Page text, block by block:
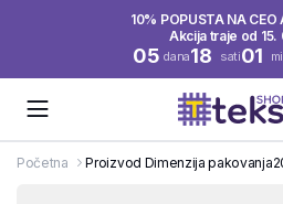
10% POPUSTA NA CEO
Akcija traje od 15.
05 dana18 sati01
Početna Proizvod Dimenzija pakovanja